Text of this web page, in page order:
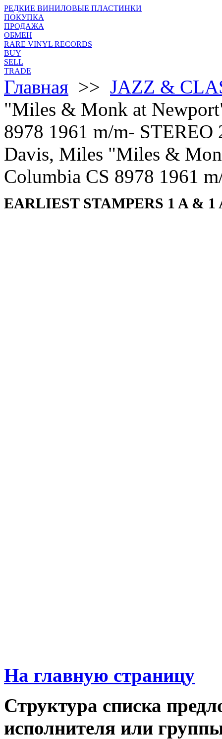
РЕДКИЕ ВИНИЛОВЫЕ ПЛАСТИНКИ
ПОКУПКА
ПРОДАЖА
ОБМЕН
RARE VINYL RECORDS
BUY
SELL
TRADE
Главная >> JAZZ &
"Miles & Monk at
8978 1961 m/m- STEREO
Davis, Miles "Miles &
Columbia CS 8978 1961
EARLIEST STAMPERS 1 A & 1
На главную страницу
Структура списка
исполнителя или